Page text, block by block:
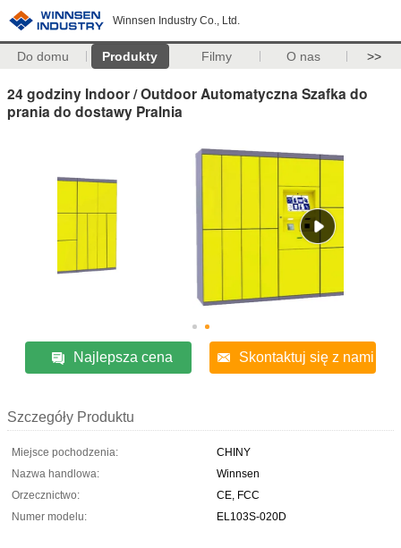
Winnsen Industry Co., Ltd.
Do domu Produkty Filmy O nas >>
24 godziny Indoor / Outdoor Automatyczna Szafka do
prania do dostawy Pralnia
Najlepsza cena Skontaktuj się z nami
Szczegóły Produktu
Miejsce pochodzenia:
CHINY
Nazwa handlowa:
Winnsen
Orzecznictwo:
CE, FCC
Numer modelu:
EL103S-020D